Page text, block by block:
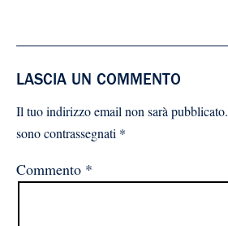
LASCIA UN COMMENTO
Il tuo indirizzo email non sarà pubblicato.
sono contrassegnati *
Commento *